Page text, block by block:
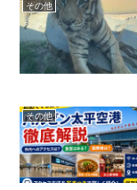
その他
その他